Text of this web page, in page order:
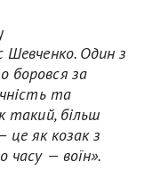
Один з
боровся за
та
такий, більш
це як козак з
часу — воїн».